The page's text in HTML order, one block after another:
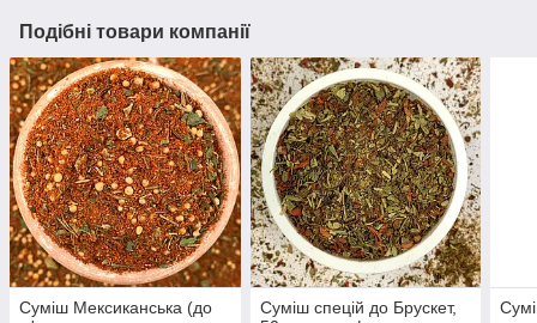
Подібні товари компанії
Суміш Мексиканська (до
Суміш спецій до Брускет,